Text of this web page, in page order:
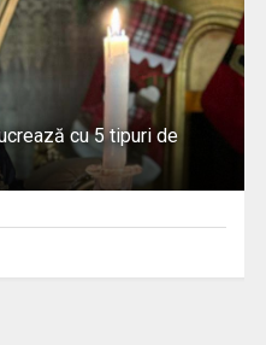
cu 5 tipuri de